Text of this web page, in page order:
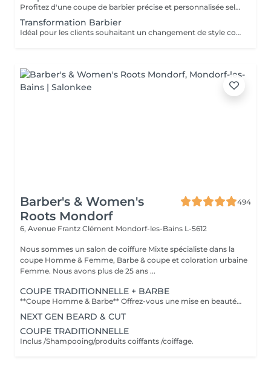
Profitez d'une coupe de barbier précise et personnalisée selon votre style. Des dégradés nets aux coupes classiques, chaque détail est travaillé avec précision pour un résultat propre et élégant. La coupe est finalisée par un styling professionnel afin de garantir une coiffure nette et facile à entretenir.
Transformation Barbier
Idéal pour les clients souhaitant un changement de style complet, notamment lors du passage de cheveux longs à une coupe plus courte et structurée. Votre barbier prendra le temps de vous conseiller afin de créer une coupe adaptée à votre visage et vous guidera sur la manière de coiffer et d'entretenir votre nouveau look au quotidien.
Barber's & Women's
Roots Mondorf
494
6, Avenue Frantz Clément Mondorf-les-Bains L-5612
Nous sommes un salon de coiffure Mixte spécialiste dans la
coupe Homme & Femme, Barbe & coupe et coloration urbaine
Femme. Nous avons plus de 25 ans ...
COUPE TRADITIONNELLE + BARBE
**Coupe Homme & Barbe** Offrez-vous une mise en beauté complète avec notre service **Coupe Homme & Barbe**, conçu pour les hommes qui souhaitent un style parfaitement maîtrisé de la tête à la barbe. La prestation débute par une **consultation personnalisée** afin de définir la coupe et la forme de barbe qui mettront le mieux en valeur votre visage. Nos experts réalisent ensuite une **coupe de cheveux précise et structurée**, suivie d'un **travail minutieux de la barbe** : taille, définition des contours et mise en forme pour un rendu propre et harmonieux. Le service se termine par un **coiffage professionnel et une finition barbe soignée** pour un résultat net, élégant et durable. L'alliance parfaite entre coupe et barbe pour un look soigné, moderne et parfaitement équilibré.
NEXT GEN BEARD & CUT
COUPE TRADITIONNELLE
Inclus /Shampooing/produits coiffants /coiffage.